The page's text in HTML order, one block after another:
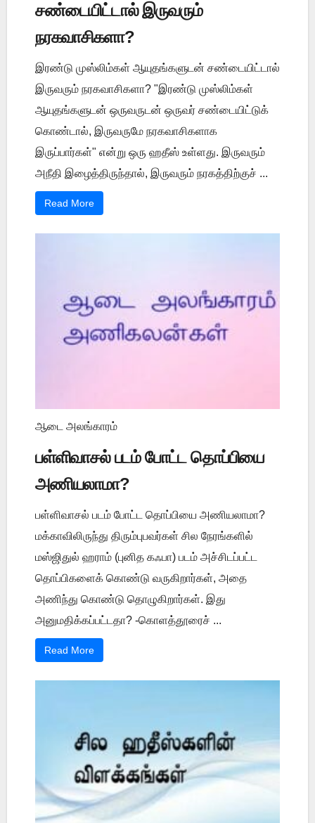
சண்டையிட்டால் இருவரும்
நரகவாசிகளா?
இரண்டு முஸ்லிம்கள் ஆயுதங்களுடன் சண்டையிட்டால்
இருவரும் நரகவாசிகளா? "இரண்டு முஸ்லிம்கள்
ஆயுதங்களுடன் ஒருவருடன் ஒருவர் சண்டையிட்டுக்
கொண்டால், இருவருமே நரகவாசிகளாக
இருப்பார்கள்" என்று ஒரு ஹதீஸ் உள்ளது. இருவரும்
அநீதி இழைத்திருந்தால், இருவரும் நரகத்திற்குச் ...
Read More
ஆடை அலங்காரம்
பள்ளிவாசல் படம் போட்ட தொப்பியை
அணியலாமா?
பள்ளிவாசல் படம் போட்ட தொப்பியை அணியலாமா?
மக்காவிலிருந்து திரும்புபவர்கள் சில நேரங்களில்
மஸ்ஜிதுல் ஹராம் (புனித கஃபா) படம் அச்சிடப்பட்ட
தொப்பிகளைக் கொண்டு வருகிறார்கள், அதை
அணிந்து கொண்டு தொழுகிறார்கள். இது
அனுமதிக்கப்பட்டதா? -கொளத்தூரைச் ...
Read More